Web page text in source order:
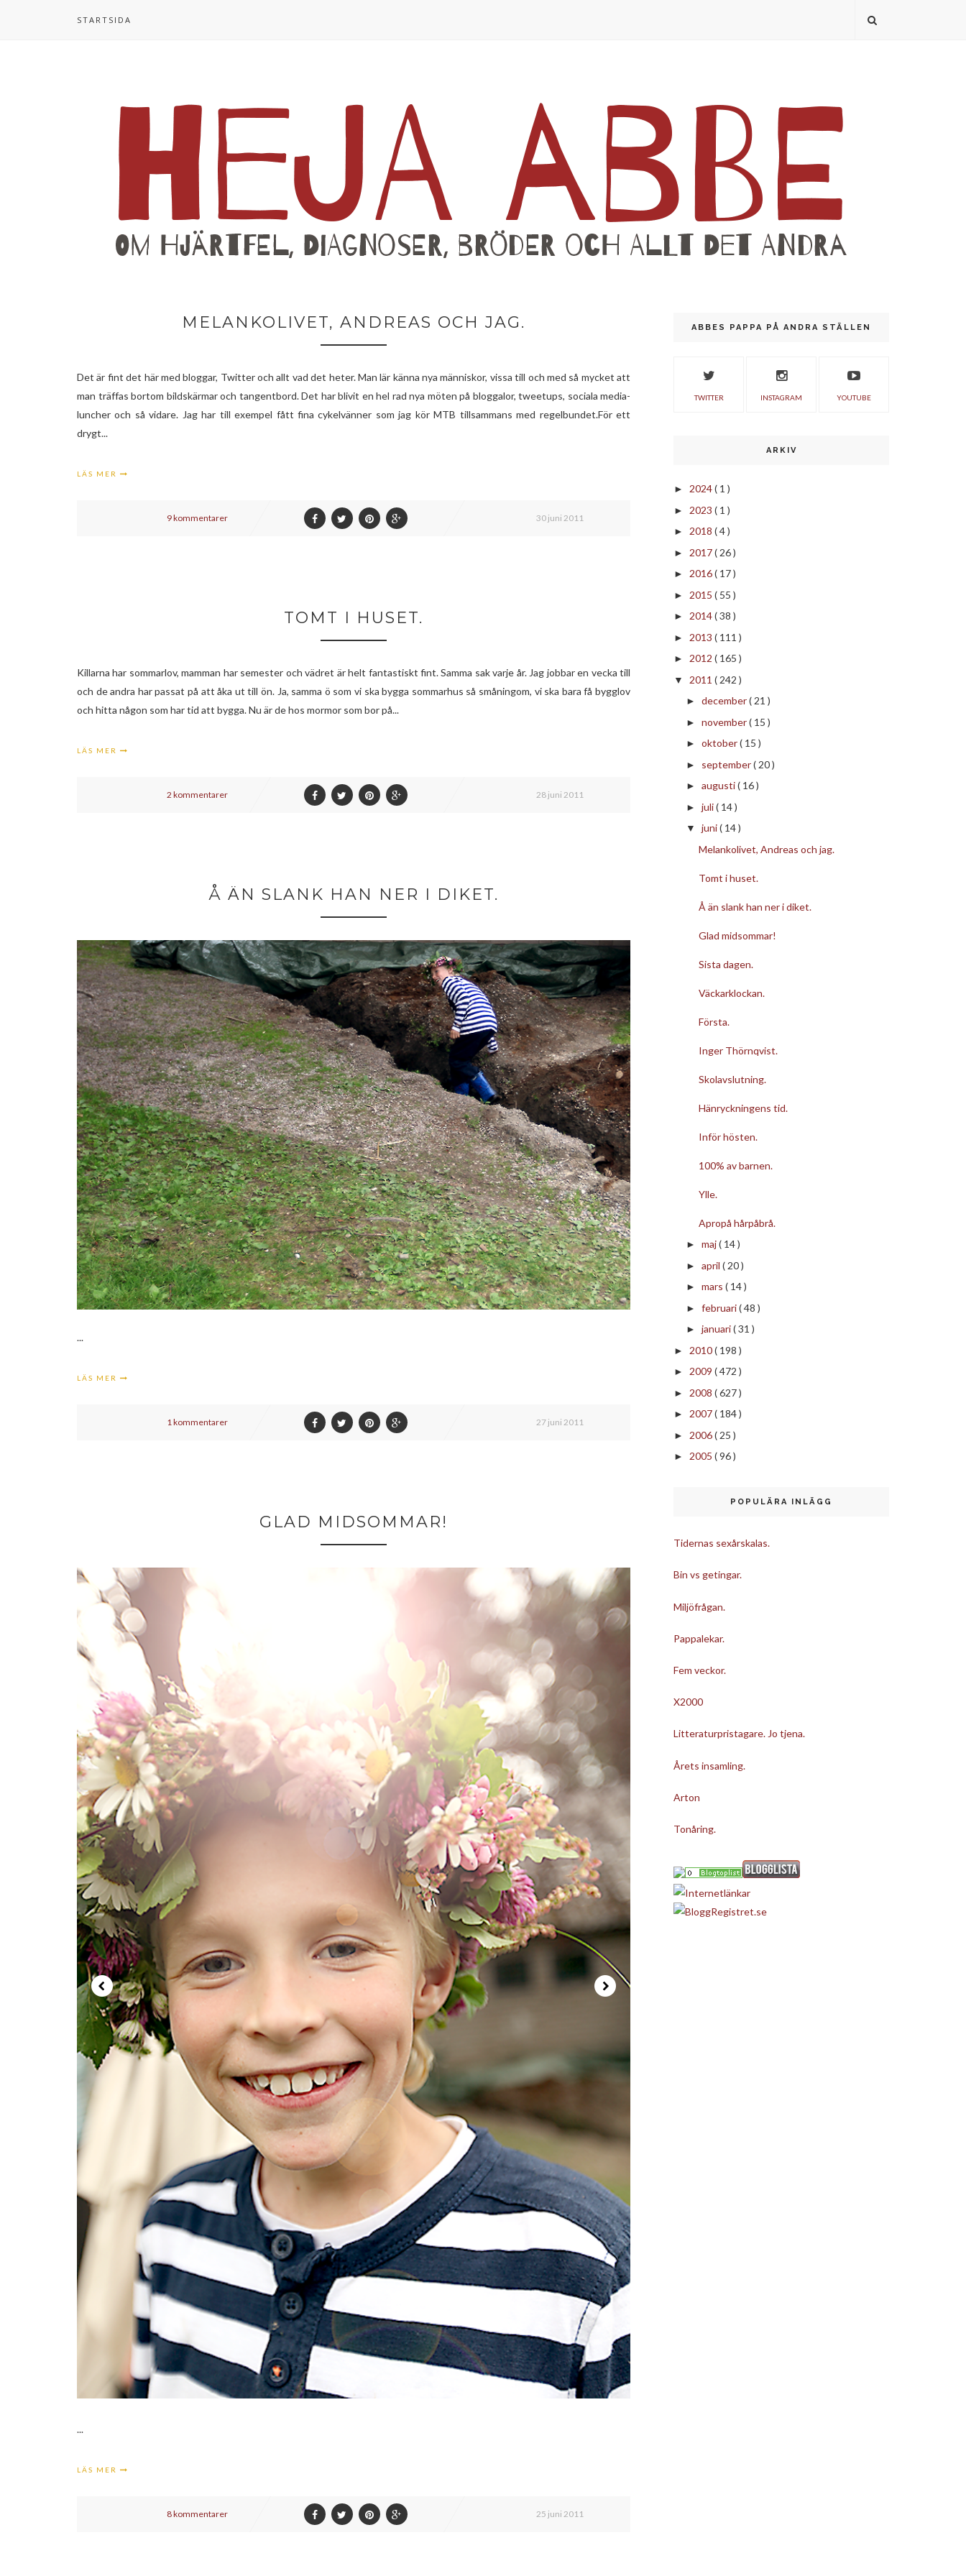
STARTSIDA
MELANKOLIVET, ANDREAS OCH JAG.
Det är fint det här med bloggar, Twitter och allt vad det heter. Man lär känna nya människor, vissa till och med så mycket att
man träffas bortom bildskärmar och tangentbord. Det har blivit en hel rad nya möten på bloggalor, tweetups, sociala media-
luncher och så vidare. Jag har till exempel fått fina cykelvänner som jag kör MTB tillsammans med regelbundet.För ett
drygt...
LÄS MER
9 kommentarer 30 juni 2011
TOMT I HUSET.
Killarna har sommarlov, mamman har semester och vädret är helt fantastiskt fint. Samma sak varje år. Jag jobbar en vecka till
och de andra har passat på att åka ut till ön. Ja, samma ö som vi ska bygga sommarhus så småningom, vi ska bara få bygglov
och hitta någon som har tid att bygga. Nu är de hos mormor som bor på...
LÄS MER
2 kommentarer 28 juni 2011
Å ÄN SLANK HAN NER I DIKET.
...
LÄS MER
1 kommentarer 27 juni 2011
GLAD MIDSOMMAR!
...
LÄS MER
8 kommentarer 25 juni 2011
ABBES PAPPA PÅ ANDRA STÄLLEN
TWITTER INSTAGRAM YOUTUBE
ARKIV
► 2024( 1 )
► 2023 ( 1 )
► 2018 ( 4 )
► 2017( 26 )
► 2016( 17 )
► 2015 ( 55 )
► 2014( 38 )
► 2013 ( 111 )
► 2012 ( 165 )
▼ 2011 ( 242 )
► december( 21 )
► november( 15 )
► oktober( 15 )
► september( 20 )
► augusti( 16 )
► juli( 14 )
▼ juni( 14 )
Melankolivet, Andreas och jag.
Tomt i huset.
Å än slank han ner i diket.
Glad midsommar!
Sista dagen.
Väckarklockan.
Första.
Inger Thörnqvist.
Skolavslutning.
Hänryckningens tid.
Inför hösten.
100% av barnen.
Ylle.
Apropå hårpåbrå.
► maj( 14 )
► april ( 20 )
► mars ( 14 )
► februari( 48 )
► januari( 31 )
► 2010( 198 )
► 2009 ( 472 )
► 2008 ( 627 )
► 2007( 184 )
► 2006( 25 )
► 2005 ( 96 )
POPULÄRA INLÄGG
Tidernas sexårskalas.
Bin vs getingar.
Miljöfrågan.
Pappalekar.
Fem veckor.
X2000
Litteraturpristagare. Jo tjena.
Årets insamling.
Arton
Tonåring.